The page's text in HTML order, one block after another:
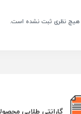
هیچ نظری ثبت نشده است.
گارانتی طلایی